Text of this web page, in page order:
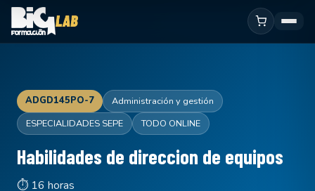
ADGD145PO-7
Administración y gestión
ESPECIALIDADES SEPE
TODO ONLINE
Habilidades de direccion de equipos
⏱ 16 horas